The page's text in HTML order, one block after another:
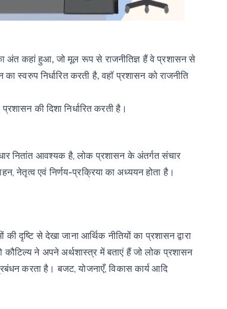
अंत कहां हुआ, जो मूल रूप से राजनीतिज्ञ हैं वे प्रशासन से
का स्वरुप निर्धारित करती है, वहॉ प्रशासन को राजनीति
प्रशासन की दिशा निर्धारित करती है।
नितांत आवश्यक है,लोक प्रशासन के अंतर्गत संचार
,नेतृत्व एवं निर्णय-प्रक्रिया का अध्ययन होता है।
की दृष्टि से देखा जाना आर्थिक नीतियों का प्रशासन द्वारा
कौटिल्य ने अपने अर्थशास्त्र में बताएं हैं जो लोक प्रशासन
करता है। बजट, योजनाएँ, विकास कार्य आदि